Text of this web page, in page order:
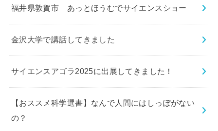
福井県敦賀市 あっとほうむでサイエンスショー
金沢大学で講話してきました
サイエンスアゴラ2025に出展してきました！
【おススメ科学選書】なんで人間にはしっぽがない
の？